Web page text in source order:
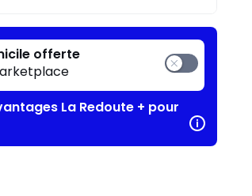
offerte
La Redoute + pour